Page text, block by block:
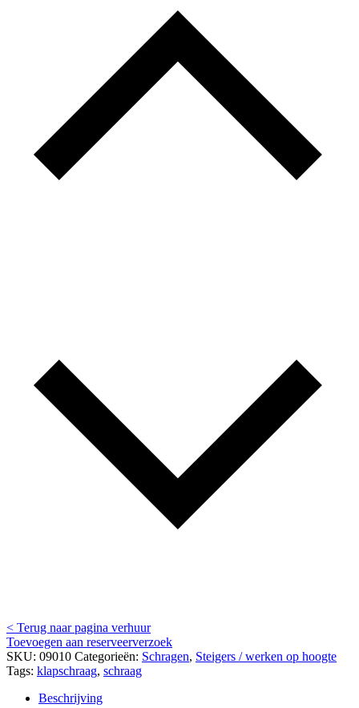
< Terug naar pagina verhuur
Toevoegen aan reserveerverzoek
SKU: 09010 Categorieën: Schragen, Steigers / werken op hoogte
Tags: klapschraag, schraag
Beschrijving